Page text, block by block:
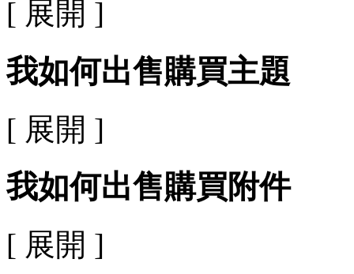
[ 展開 ]
我如何出售購買主題
[ 展開 ]
我如何出售購買附件
[ 展開 ]